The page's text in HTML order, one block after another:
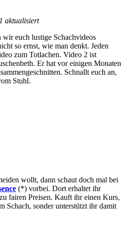
aktualisiert
euch lustige Schachvideos
so ernst, wie man denkt. Jeden
zum Totlachen. Video 2 ist
Er hat vor einigen Monaten
Schnallt euch an,
Stuhl.
wollt, dann schaut doch mal bei
(*) vorbei. Dort erhaltet ihr
fairen Preisen. Kauft ihr einen Kurs,
Schach, sonder unterstützt ihr damit